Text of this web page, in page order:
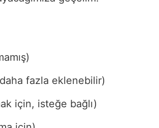
fazla eklenebilir)
için, isteğe bağlı)